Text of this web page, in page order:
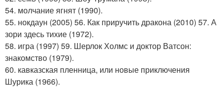
54. молчание ягнят (1990).
55. нокдаун (2005) 56. Как приручить дракона (2010) 57. А
зори здесь тихие (1972).
58. игра (1997) 59. Шерлок Холмс и доктор Ватсон:
знакомство (1979).
60. кавказская пленница, или новые приключения
Шурика (1966).